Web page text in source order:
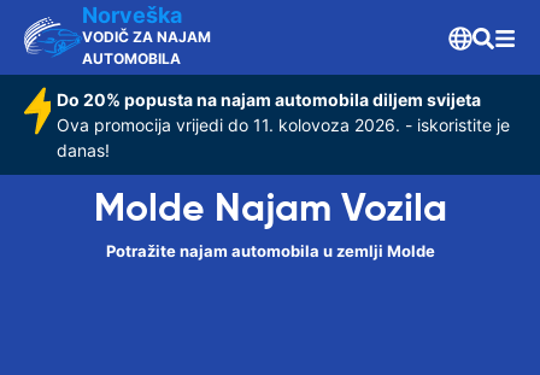
Norveška
VODIČ ZA NAJAM
AUTOMOBILA
Do 20% popusta na najam automobila diljem svijeta
Ova promocija vrijedi do 11. kolovoza 2026. - iskoristite je
danas!
Molde Najam Vozila
Potražite najam automobila u zemlji Molde